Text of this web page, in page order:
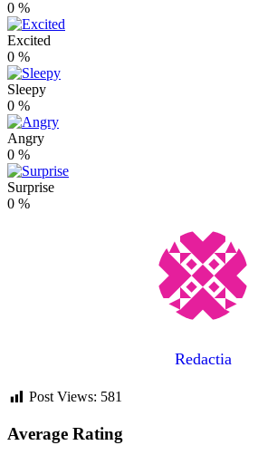
0 %
Excited
0 %
Sleepy
0 %
Angry
0 %
Surprise
0 %
Redactia
Post Views: 581
Average Rating